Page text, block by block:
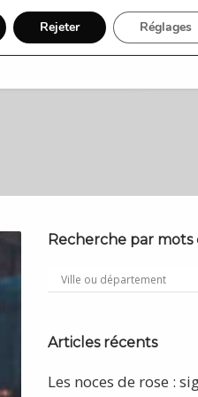
Recherche
Recherche par mots
Articles récents
Les noces de rose :
Rejeter Réglages